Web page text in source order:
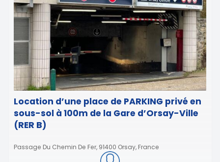
Location d’une place de PARKING privé en
sous-sol à 100m de la Gare d’Orsay-Ville
(RER B)
Passage Du Chemin De Fer, 91400 Orsay, France